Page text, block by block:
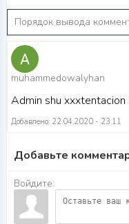
Порядок вывода
muhammedowalyhan
Admin shu
Добавлено: 22.04.2020 - 23:11
Добавьте
Войдите: